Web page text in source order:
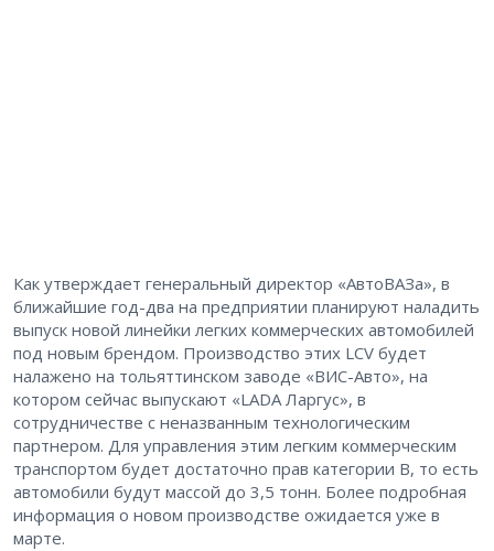
Как утверждает генеральный директор «АвтоВАЗа», в
ближайшие год-два на предприятии планируют наладить
выпуск новой линейки легких коммерческих автомобилей
под новым брендом. Производство этих LCV будет
налажено на тольяттинском заводе «ВИС-Авто», на
котором сейчас выпускают «LADA Ларгус», в
сотрудничестве с неназванным технологическим
партнером. Для управления этим легким коммерческим
транспортом будет достаточно прав категории B, то есть
автомобили будут массой до 3,5 тонн. Более подробная
информация о новом производстве ожидается уже в
марте.